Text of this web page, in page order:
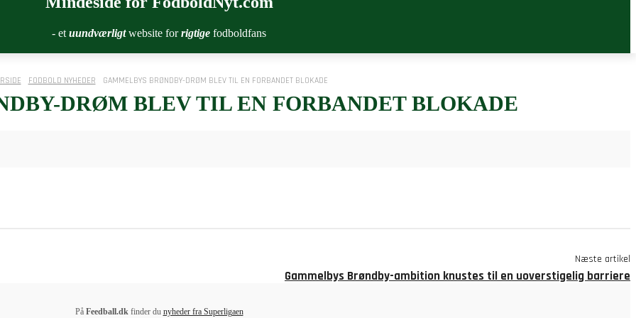
- et uundværligtwebsite forrigtige fodboldfans
FODBOLD NYHEDER GAMMELBYS BRØNDBY-DRØM BLEV TIL EN FORBANDET BLOKADE
DRØM BLEV TIL EN FORBANDET BLOKADE
Næste artikel
Gammelbys Brøndby-ambition knustes til en uoverstigelig barriere
På Feedball.dkfinder du nyheder fra Superligaen